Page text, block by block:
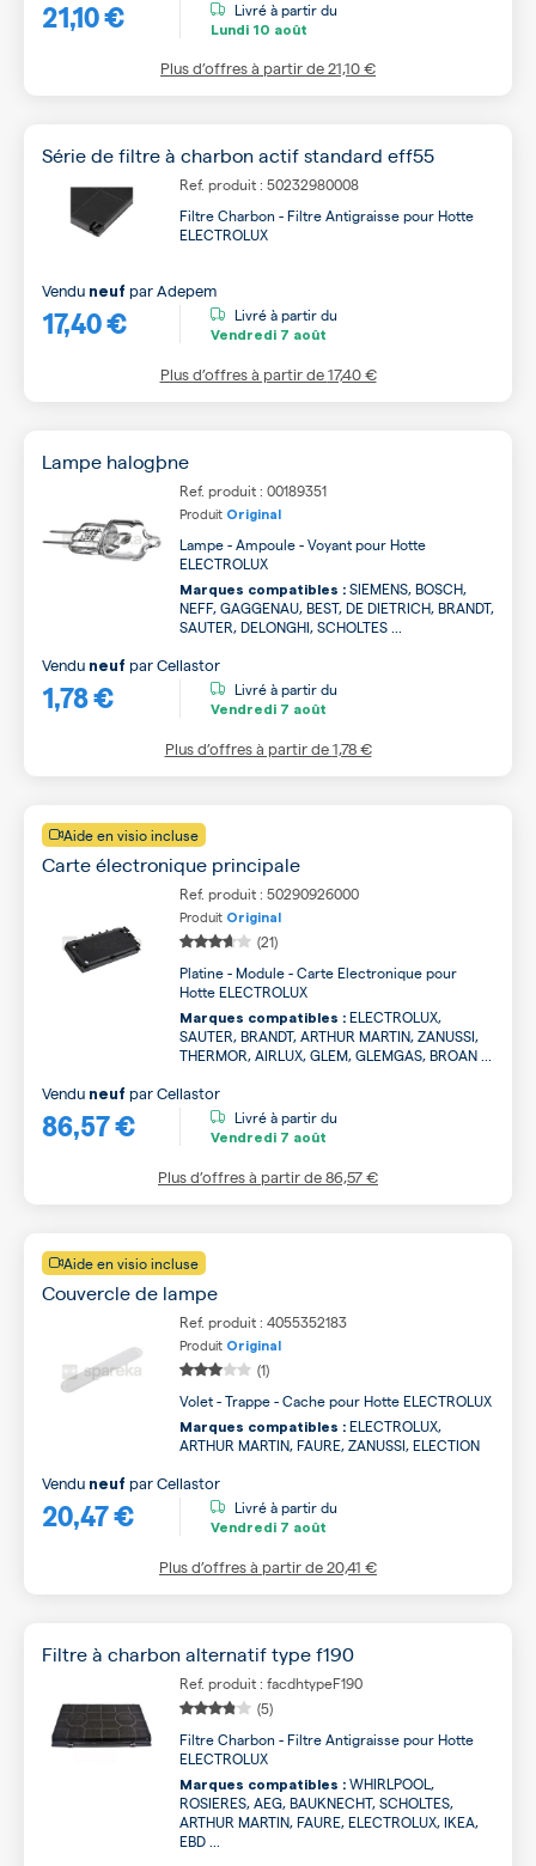
21,10 € Livré à partir du
Lundi 10 août
Plus d’offres à partir de21,10 €
Série de filtre à charbon actif standard eff55
Ref. produit : 50232980008
Filtre Charbon - Filtre Antigraisse pour Hotte
ELECTROLUX
17,40 €
Vendu neuf parAdepem
Livré à partir du
Vendredi 7 août
Plus d’offres à partir de17,40 €
Lampe halogþne
Ref. produit : 00189351
Produit Original
Lampe - Ampoule - Voyant pour Hotte
ELECTROLUX
Marques compatibles : SIEMENS, BOSCH,
NEFF, GAGGENAU, BEST, DE DIETRICH, BRANDT,
SAUTER, DELONGHI, SCHOLTES ...
1,78 €
Vendu neuf parCellastor
Livré à partir du
Vendredi 7 août
Plus d’offres à partir de1,78 €
Aide en visio incluse
Carte électronique principale
Ref. produit : 50290926000
Produit Original
(21)
Platine - Module - Carte Electronique pour
Hotte ELECTROLUX
Marques compatibles : ELECTROLUX,
SAUTER, BRANDT, ARTHUR MARTIN, ZANUSSI,
THERMOR, AIRLUX, GLEM, GLEMGAS, BROAN ...
86,57 €
Vendu neuf parCellastor
Livré à partir du
Vendredi 7 août
Plus d’offres à partir de86,57 €
Aide en visio incluse
Couvercle de lampe
Ref. produit : 4055352183
Produit Original
(1)
Volet - Trappe - Cache pour Hotte ELECTROLUX
Marques compatibles : ELECTROLUX,
ARTHUR MARTIN, FAURE, ZANUSSI, ELECTION
20,47 €
Vendu neuf parCellastor
Livré à partir du
Vendredi 7 août
Plus d’offres à partir de20,41 €
Filtre à charbon alternatif type f190
Ref. produit : facdhtypeF190
(5)
Filtre Charbon - Filtre Antigraisse pour Hotte
ELECTROLUX
Marques compatibles : WHIRLPOOL,
ROSIERES, AEG, BAUKNECHT, SCHOLTES,
ARTHUR MARTIN, FAURE, ELECTROLUX, IKEA,
EBD ...